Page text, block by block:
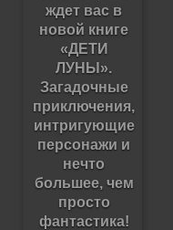
ждет вас в
новой книге
«ДЕТИ
ЛУНЫ».
Загадочные
приключения,
интригующие
персонажи и
нечто
большее, чем
просто
фантастика!